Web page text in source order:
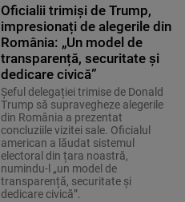
Oficialii trimiși de Trump,
impresionați de alegerile din
România: „Un model de
transparență, securitate și
dedicare civică”
Șeful delegației trimise de Donald
Trump să supravegheze alegerile
din România a prezentat
concluziile vizitei sale. Oficialul
american a lăudat sistemul
electoral din țara noastră,
numindu-l „un model de
transparență, securitate și
dedicare civică”.